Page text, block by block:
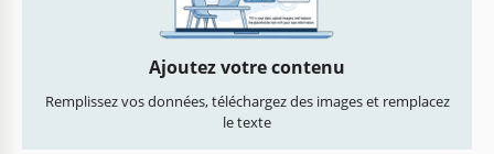
Ajoutez votre contenu
Remplissez vos données, téléchargez des images et remplacez
le texte